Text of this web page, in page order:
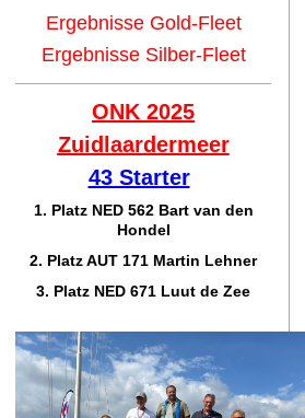
Ergebnisse Gold-Fleet
Ergebnisse Silber-Fleet
ONK 2025
Zuidlaardermeer
43 Starter
1. Platz NED 562 Bart van den
Hondel
2. Platz AUT 171 Martin Lehner
3. Platz NED 671 Luut de Zee